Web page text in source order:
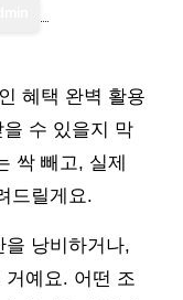
혜택 완벽 활용
수 있을지 막
싹 빼고, 실제
드릴게요.
을 낭비하거나,
거예요. 어떤 조